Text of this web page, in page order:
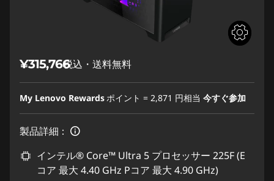
¥315,766税込・送料無料
My Lenovo Rewardsポイント = 2,871 円相当 今すぐ参加
製品詳細：
インテル® Core™ Ultra 5 プロセッサー 225F (E
コア 最大 4.40 GHz Pコア 最大 4.90 GHz)